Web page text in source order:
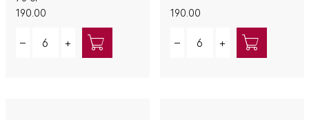
190.00
– +
190.00
– +